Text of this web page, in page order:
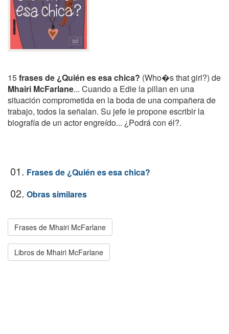
15frases de ¿Quién es esa chica? (Who�s that girl?) de
Mhairi McFarlane... Cuando a Edie la pillan en una
situación comprometida en la boda de una compañera de
trabajo, todos la señalan. Su jefe le propone escribir la
biografía de un actor engreído... ¿Podrá con él?.
01. Frases de ¿Quién es esa chica?
02. Obras similares
Frases de Mhairi McFarlane
Libros de Mhairi McFarlane